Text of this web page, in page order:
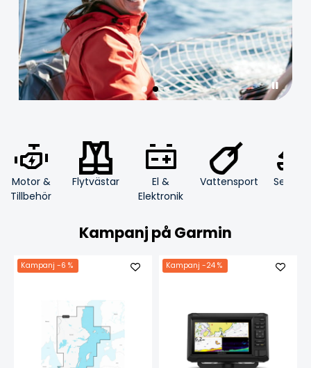
Motor &
Tillbehör
Flytvästar
El &
Elektronik
Vattensport Segling
Kampanj på Garmin
Kampanj -6 % Kampanj -24 %